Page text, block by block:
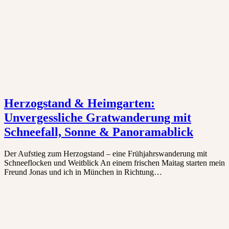
Herzogstand & Heimgarten:
Unvergessliche Gratwanderung mit
Schneefall, Sonne & Panoramablick
Der Aufstieg zum Herzogstand – eine Frühjahrswanderung mit
Schneeflocken und Weitblick An einem frischen Maitag starten mein
Freund Jonas und ich in München in Richtung…